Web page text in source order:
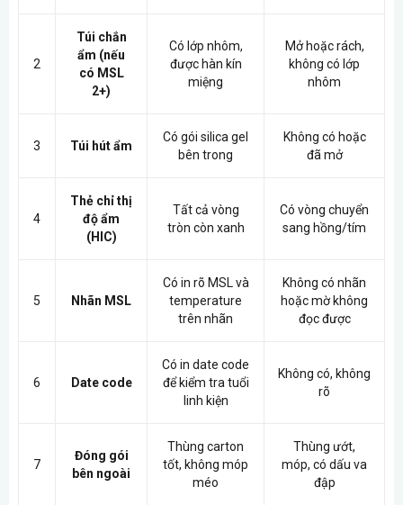
2
Túi chắn
ẩm (nếu
có MSL
2+)
Có lớp nhôm,
được hàn kín
miệng
Mở hoặc rách,
không có lớp
nhôm
3 Túi hút ẩm
Có gói silica gel
bên trong
Không có hoặc
đã mở
4
Thẻ chỉ thị
độ ẩm
(HIC)
Tất cả vòng
tròn còn xanh
Có vòng chuyển
sang hồng/tím
5 Nhãn MSL
Có in rõ MSL và
temperature
trên nhãn
Không có nhãn
hoặc mờ không
đọc được
6 Date code
Có in date code
để kiểm tra tuổi
linh kiện
Không có, không
rõ
7
Đóng gói
bên ngoài
Thùng carton
tốt, không móp
méo
Thùng ướt,
móp, có dấu va
đập